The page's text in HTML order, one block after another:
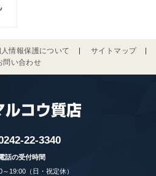
人情報保護について
サイトマップ
問い合わせ
22-3340
話の受付時間
～19:00（日・祝定休）